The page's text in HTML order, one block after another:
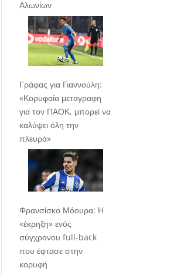
Αλωνίων
Γράφας για Γιαννούλη:
«Κορυφαία μεταγραφη
για τον ΠΑΟΚ, μπορεί να
καλύψει όλη την
πλευρά»
Φρανσίσκο Μόουρα: Η
«έκρηξη» ενός
σύγχρονου full-back
που έφτασε στην
κορυφή